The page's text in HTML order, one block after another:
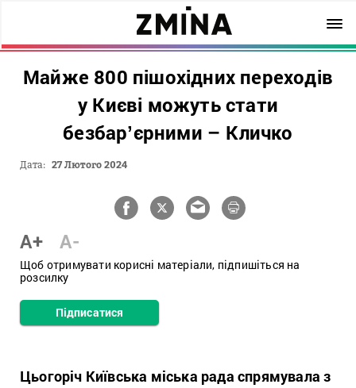
Майже 800 пішохідних переходів
у Києві можуть стати
безбарʼєрними – Кличко
Дата: 27 Лютого 2024
A+ A-
Щоб отримувати корисні матеріали, підпишіться на
розсилку
Підписатися
Цьогоріч Київська міська рада спрямувала з